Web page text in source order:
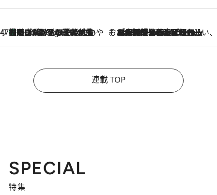
47都道府県の手みやげ ひんやりスイーツで夏を満喫
6 Hours Ago
【岡山県】この夏絶対食べたい 冷やしておいしいおやつ3選 フルーツが主役のプリンやアイスが勢揃い そおだよおこの関西おいしい、おやつ紀行
2026.8.9
［大阪府箕面市］一皿一皿目の前で仕上げられる、料理を巧みに組み込んだアシェットデセールコース「ミチル アシェット デセール（Michiru assiette dessert）」
連載 TOP
SPECIAL
特集